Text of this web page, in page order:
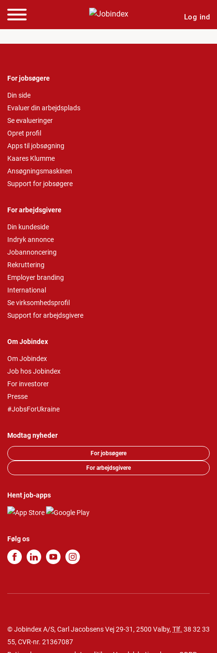
Log ind
For jobsøgere
Din side
Evaluer din arbejdsplads
Se evalueringer
Opret profil
Apps til jobsøgning
Kaares Klumme
Ansøgningsmaskinen
Support for jobsøgere
For arbejdsgivere
Din kundeside
Indryk annonce
Jobannoncering
Rekruttering
Employer branding
International
Se virksomhedsprofil
Support for arbejdsgivere
Om Jobindex
Om Jobindex
Job hos Jobindex
For investorer
Presse
#JobsForUkraine
Modtag nyheder
For jobsøgere
For arbejdsgivere
Hent job-apps
Følg os
© Jobindex A/S, Carl Jacobsens Vej 29-31, 2500 Valby, Tlf. 38 32 33
55, CVR-nr. 21367087